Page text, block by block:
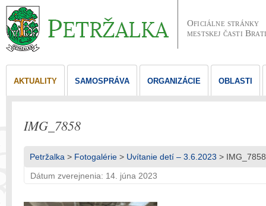
Oficiálne stránky
mestskej časti
AKTUALITY SAMOSPRÁVA ORGANIZÁCIE OBLASTI
IMG_7858
Petržalka > Fotogalérie > Uvítanie detí – 3.6.2023 > IMG_7858
Dátum zverejnenia: 14. júna 2023